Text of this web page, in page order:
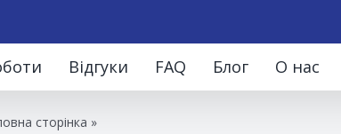
Відгуки FAQ Блог О нас
сторінка »